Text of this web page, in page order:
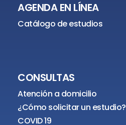
AGENDA EN LÍNEA
Catálogo de estudios
CONSULTAS
Atención a domicilio
¿Cómo solicitar un estudio?
COVID 19